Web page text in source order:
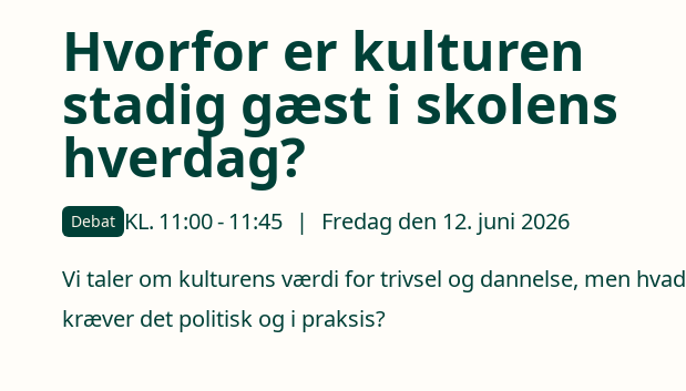
Hvorfor er kulturen
stadig gæst i skolens
hverdag?
Debat KL. 11:00- 11:45 |
Fredag den 12. juni 2026
Vi taler om kulturens værdi for trivsel og dannelse, men hvad
kræver det politisk og i praksis?